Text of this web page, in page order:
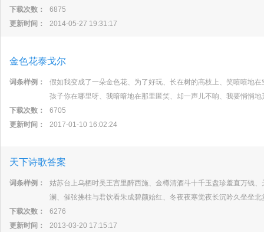
下载次数：
6875
更新时间：
2014-05-27 19:31:17
金色花泰戈尔
词条样例：
假如我变成了一朵金色花、为了好玩、长在树的高枝上、笑嘻嘻地
孩子你在哪里呀、我暗暗地在那里匿笑、却一声儿不响、我要悄悄
下载次数：
6705
更新时间：
2017-01-10 16:02:24
天下诗歌答案
词条样例：
姑苏台上乌栖时吴王宫里醉西施、金樽清酒斗十千玉盘珍羞直万钱
澜、催弦拂柱与君饮看朱成碧颜始红、冬夜夜寒觉夜长沉吟久坐坐北
下载次数：
6276
更新时间：
2013-03-20 17:15:17